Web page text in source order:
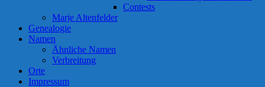
Contests
Marje Altenfelder
Genealogie
Namen
Ähnliche Namen
Verbreitung
Orte
Impressum